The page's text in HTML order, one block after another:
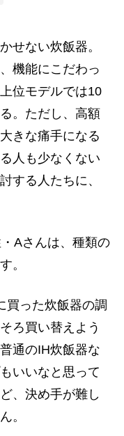
せない炊飯器。
機能にこだわっ
位モデルでは10
。ただし、高額
きな痛手になる
人も少なくない
する人たちに、
Aさんは、種類の
。
買った炊飯器の調
ろ買い替えよう
通のIH炊飯器な
いいなと思って
、決め手が難し
。